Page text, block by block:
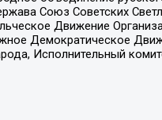
Союз Советских
Движение
Демократическое
Исполнительный